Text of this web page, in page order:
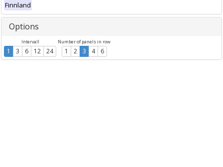
Finnland
Options
Intervall
1 3 6 12 24
Number of panels in row
1 2 3 4 6